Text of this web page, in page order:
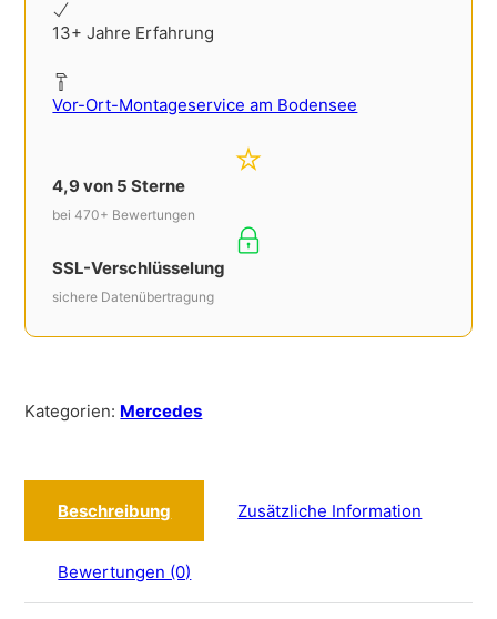
13+ Jahre Erfahrung
Vor-Ort-Montageservice am Bodensee
4,9 von 5 Sterne
bei 470+ Bewertungen
SSL-Verschlüsselung
sichere Datenübertragung
Kategorien: Mercedes
Beschreibung Zusätzliche Information
Bewertungen (0)